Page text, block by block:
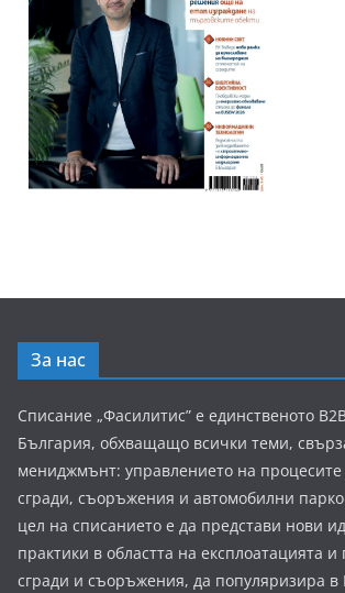
За нас
Списание „Фасилитис” е единственото
България, обхващащо всички теми,
мениджмънт: управлението на процесите
сгради, съоръжения и автомобилни
цел на списанието е да представи нови
практики в областта на експлоатацията
сгради и съоръжения, да популяризира в